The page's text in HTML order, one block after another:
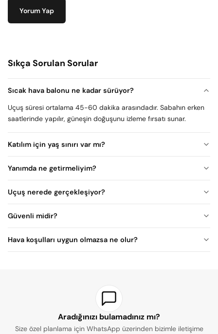
Yorum Yap
Sıkça Sorulan Sorular
Sıcak hava balonu ne kadar sürüyor?
Uçuş süresi ortalama 45-60 dakika arasındadır. Sabahın erken
saatlerinde yapılır, güneşin doğuşunu izleme fırsatı sunar.
Katılım için yaş sınırı var mı?
için uygun değildir Sağlık problemi olan kişilerinde katılmadan
Yanımda ne getirmeliyim?
rahat ve hafif kıyafetler, spor ayakkabı, güneş gözlüğü ve şapka
Uçuş nerede gerçekleşiyor?
kumların inanılmaz manzarası göreceksiniz ve güneşin doğuşuna
Güvenli midir?
pşlotlar tarafından yönetilir ve uluslararası güvenlik
Hava koşulları uygun olmazsa ne olur?
Aradığınızı bulamadınız mı?
Size özel planlama için WhatsApp üzerinden bizimle iletişime